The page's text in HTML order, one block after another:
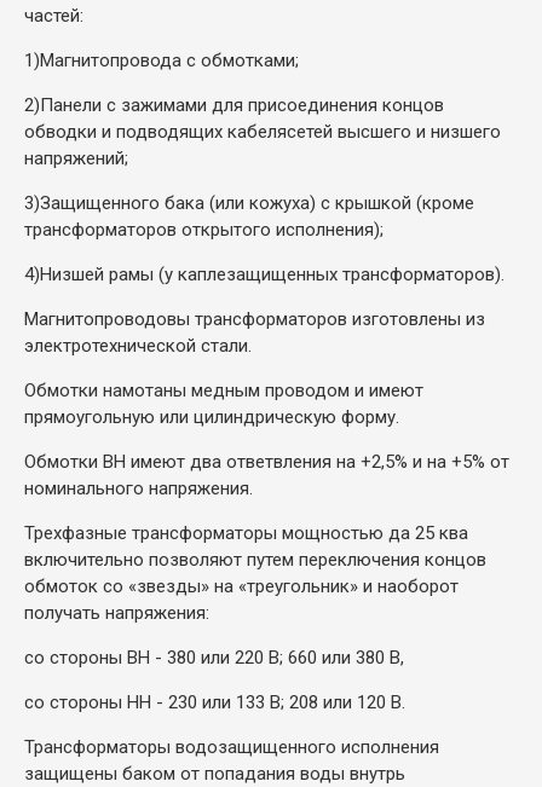
частей:
1)Магнитопровода с обмотками;
2)Панели с зажимами для присоединения концов
обводки и подводящих кабелясетей высшего и низшего
напряжений;
3)Защищенного бака (или кожуха) с крышкой (кроме
трансформаторов открытого исполнения);
4)Низшей рамы (у каплезащищенных трансформаторов).
Магнитопроводовы трансформаторов изготовлены из
электротехнической стали.
Обмотки намотаны медным проводом и имеют
прямоугольную или цилиндрическую форму.
Обмотки ВН имеют два ответвления на +2,5% и на +5% от
номинального напряжения.
Трехфазные трансформаторы мощностью да 25 ква
включительно позволяют путем переключения концов
обмоток со «звезды» на «треугольник» и наоборот
получать напряжения:
со стороны ВН - 380 или 220 В; 660 или 380 В,
со стороны НН - 230 или 133 В; 208 или 120 В.
Трансформаторы водозащищенного исполнения
защищены баком от попадания воды внутрь